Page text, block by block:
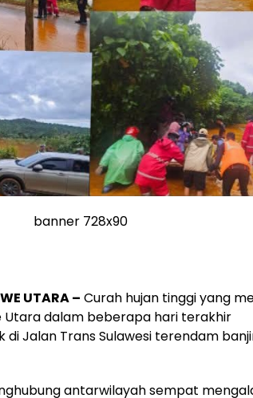
UTARA – Curah hujan tinggi yang
Utara dalam beberapa hari terakhir
Jalan Trans Sulawesi terendam
antarwilayah sempat